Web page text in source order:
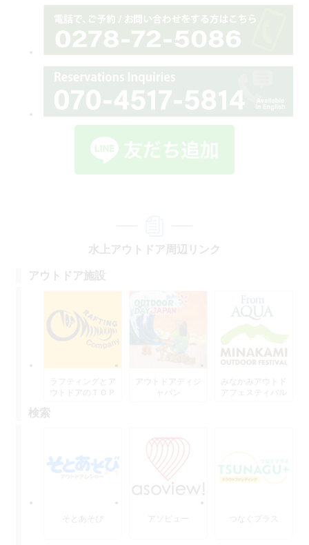
水上アウトドア周辺リンク
アウトドア施設
ラフティングとア
ウトドアのＴＯＰ
アウトドアディジ
みなかみアウトド
アフェスティバル
検索
そとあそび アソビュー つなぐプラス